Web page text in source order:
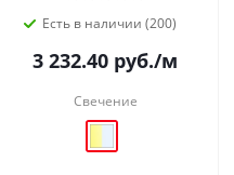
Есть в наличии (200)
3 232.40 руб./м
Свечение